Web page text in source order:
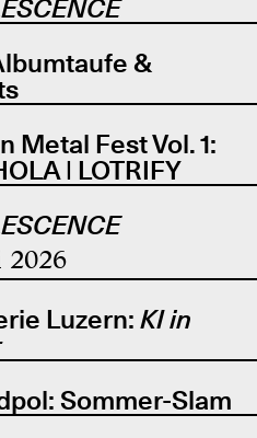
&
Metal Fest Vol. 1:
| LOTRIFY
2026
Luzern: KI in
Sommer-Slam